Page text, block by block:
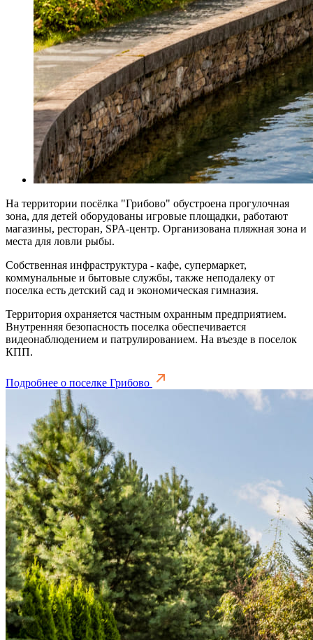
На территории посёлка "Грибово" обустроена прогулочная
зона, для детей оборудованы игровые площадки, работают
магазины, ресторан, SPA-центр. Организована пляжная зона и
места для ловли рыбы.
Собственная инфраструктура - кафе, супермаркет,
коммунальные и бытовые службы, также неподалеку от
поселка есть детский сад и экономическая гимназия.
Территория охраняется частным охранным предприятием.
Внутренняя безопасность поселка обеспечивается
видеонаблюдением и патрулированием. На въезде в поселок
КПП.
Подробнее о поселке Грибово